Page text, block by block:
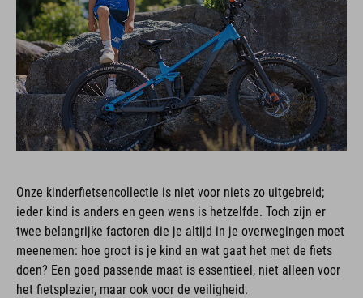
Onze kinderfietsencollectie is niet voor niets zo uitgebreid;
ieder kind is anders en geen wens is hetzelfde. Toch zijn er
twee belangrijke factoren die je altijd in je overwegingen moet
meenemen: hoe groot is je kind en wat gaat het met de fiets
doen? Een goed passende maat is essentieel, niet alleen voor
het fietsplezier, maar ook voor de veiligheid.